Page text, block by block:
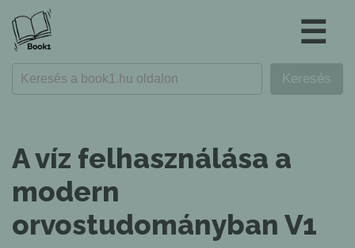
☰
A víz felhasználása a
modern
orvostudományban V1